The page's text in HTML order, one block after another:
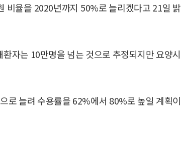
비율을 2020년까지 50%로 늘리겠다고 21일 밝
자는 10만명을 넘는 것으로 추정되지만 요양시
로 늘려 수용률을 62%에서 80%로 높일 계획이